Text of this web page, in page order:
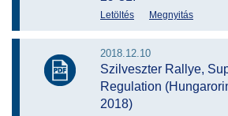
Letöltés Megnyitás
2018.12.10
Szilveszter Rallye,
Regulation
2018)